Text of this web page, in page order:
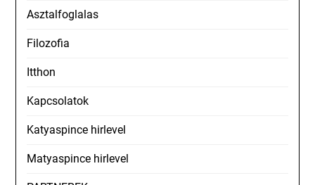
Asztalfoglalas
Filozofia
Itthon
Kapcsolatok
Katyaspince hirlevel
Matyaspince hirlevel